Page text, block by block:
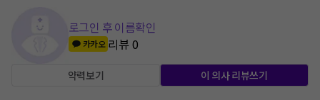
로그인 후 이름확인
카카오 리뷰0
약력보기 이 의사 리뷰쓰기